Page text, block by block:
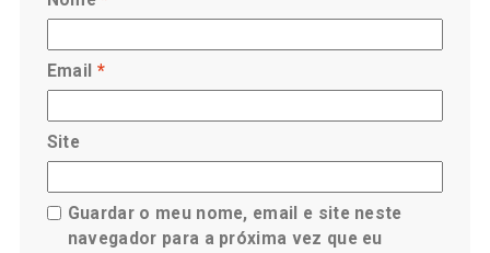
Email *
Site
Guardar o meu nome, email e site neste
navegador para a próxima vez que eu